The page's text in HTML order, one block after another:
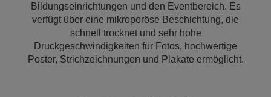
Bildungseinrichtungen und den Eventbereich. Es
verfügt über eine mikroporöse Beschichtung, die
schnell trocknet und sehr hohe
Druckgeschwindigkeiten für Fotos, hochwertige
Poster, Strichzeichnungen und Plakate ermöglicht.